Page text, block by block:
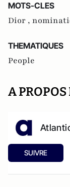
MOTS-CLES
Dior ,
THEMATIQUES
People
A
SUIVRE